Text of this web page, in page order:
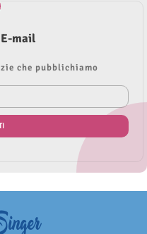
mail
che pubblichiamo